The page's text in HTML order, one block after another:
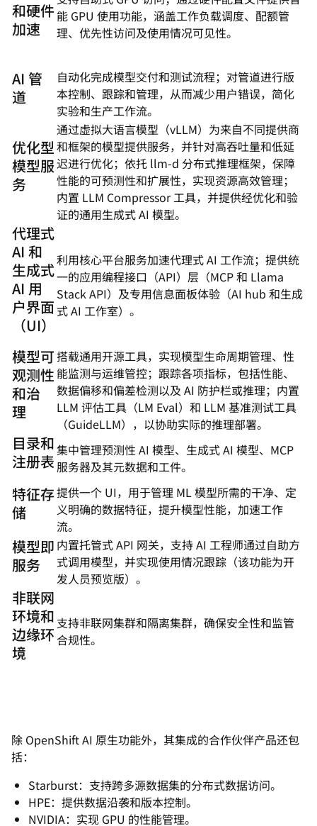
和硬件
加速
能 GPU 使用功能，涵盖工作负载调度、配额管
理、优先性访问及使用情况可见性。
AI 管
道
自动化完成模型交付和测试流程；对管道进行版
本控制、跟踪和管理，从而减少用户错误，简化
实验和生产工作流。
优化型
模型服
务
通过虚拟大语言模型（vLLM）为来自不同提供商
和框架的模型提供服务，并针对高吞吐量和低延
迟进行优化；依托 llm-d 分布式推理框架，保障
性能的可预测性和扩展性，实现资源高效管理；
内置 LLM Compressor 工具，并提供经优化和验
证的通用生成式 AI 模型。
代理式
AI 和
生成式
AI 用
户界面
（UI）
利用核心平台服务加速代理式 AI 工作流；提供统
一的应用编程接口（API）层（MCP 和 Llama
Stack API）及专用信息面板体验（AI hub 和生成
式 AI 工作室）。
模型可
观测性
和治
理
搭载通用开源工具，实现模型生命周期管理、性
能监测与运维管控；跟踪各项指标，包括性能、
数据偏移和偏差检测以及 AI 防护栏或推理；内置
LLM 评估工具（LM Eval）和 LLM 基准测试工具
（GuideLLM），以协助实际的推理部署。
目录和
注册表
集中管理预测性 AI 模型、生成式 AI 模型、MCP
服务器及其元数据和工件。
特征存
储
提供一个 UI，用于管理 ML 模型所需的干净、定
义明确的数据特征，提升模型性能，加速工作
流。
模型即
服务
内置托管式 API 网关，支持 AI 工程师通过自助方
式调用模型，并实现使用情况跟踪（该功能为开
发人员预览版）。
非联网
环境和
边缘环
境
支持非联网集群和隔离集群，确保安全性和监管
合规性。
除 OpenShift AI 原生功能外，其集成的合作伙伴产品还包
括：
Starburst：支持跨多源数据集的分布式数据访问。
HPE：提供数据沿袭和版本控制。
NVIDIA：实现 GPU 的性能管理。